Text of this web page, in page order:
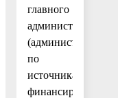
главного
администратора
(администратора)
по
источникам
финансирования